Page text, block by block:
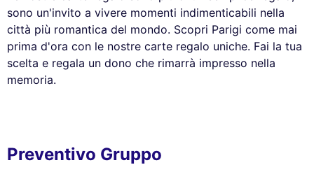
sono un'invito a vivere momenti indimenticabili nella
città più romantica del mondo. Scopri Parigi come mai
prima d'ora con le nostre carte regalo uniche. Fai la tua
scelta e regala un dono che rimarrà impresso nella
memoria.
Preventivo Gruppo